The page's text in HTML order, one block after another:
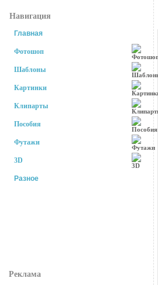
Навигация
Главная
Фотошоп
Шаблоны
Картинки
Клипарты
Пособия
Футажи
3D
Разное
Реклама